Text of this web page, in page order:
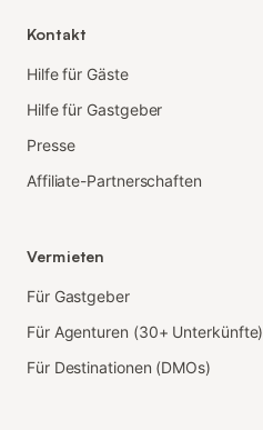
Kontakt
Hilfe für Gäste
Hilfe für Gastgeber
Presse
Affiliate-Partnerschaften
Vermieten
Für Gastgeber
Für Agenturen (30+ Unterkünfte)
Für Destinationen (DMOs)